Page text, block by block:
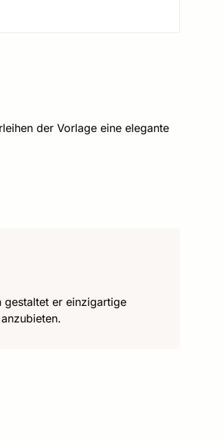
der Vorlage eine elegante
gestaltet er einzigartige